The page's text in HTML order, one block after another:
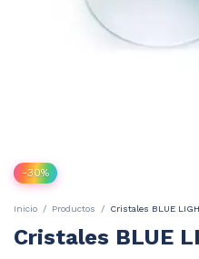
-30%
Inicio / Productos / Cristales BLUE
Cristales BLUE